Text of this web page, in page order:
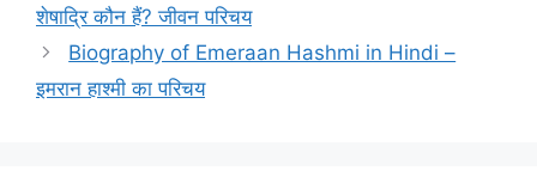
शेषाद्रि कौन हैं? जीवन परिचय
Biography of Emeraan Hashmi in Hindi –
इमरान हाश्मी का परिचय